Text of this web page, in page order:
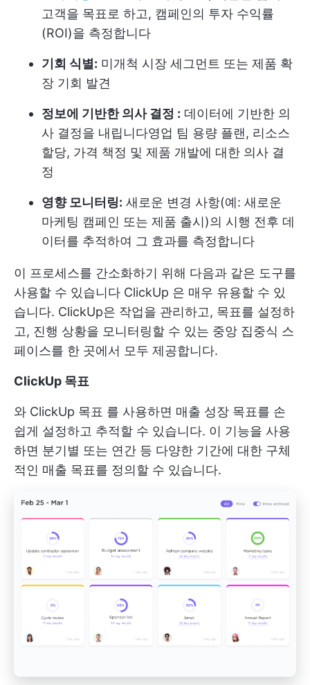
고객을 목표로 하고, 캠페인의 투자 수익률
(ROI)을 측정합니다
기회 식별: 미개척 시장 세그먼트 또는 제품 확
장 기회 발견
정보에 기반한 의사 결정 : 데이터에 기반한 의
사 결정을 내립니다영업 팀 용량 플랜, 리소스
할당, 가격 책정 및 제품 개발에 대한 의사 결
정
영향 모니터링: 새로운 변경 사항(예: 새로운
마케팅 캠페인 또는 제품 출시)의 시행 전후 데
이터를 추적하여 그 효과를 측정합니다
이 프로세스를 간소화하기 위해 다음과 같은 도구를
사용할 수 있습니다 ClickUp 은 매우 유용할 수 있
습니다. ClickUp은 작업을 관리하고, 목표를 설정하
고, 진행 상황을 모니터링할 수 있는 중앙 집중식 스
페이스를 한 곳에서 모두 제공합니다.
ClickUp 목표
와 ClickUp 목표 를 사용하면 매출 성장 목표를 손
쉽게 설정하고 추적할 수 있습니다. 이 기능을 사용
하면 분기별 또는 연간 등 다양한 기간에 대한 구체
적인 매출 목표를 정의할 수 있습니다.